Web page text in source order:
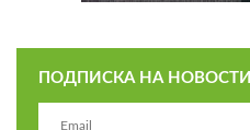
ПОДПИСКА НА НОВОСТИ